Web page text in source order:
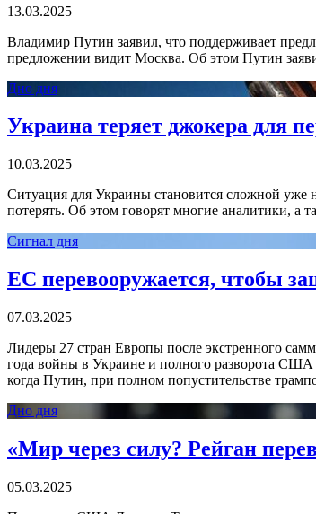
13.03.2025
Владимир Путин заявил, что поддерживает
предложении видит Москва. Об этом Путин
Дно дня
Украина теряет джокера для
10.03.2025
Ситуация для Украины становится сложной
потерять. Об этом говорят многие аналитики, а
Сигнал дня
ЕС перевооружается, чтобы
07.03.2025
Лидеры 27 стран Европы после экстренного
года войны в Украине и полного разворота США
когда Путин, при полном попустительстве
Дно дня
«Мир через силу? Рейган
05.03.2025